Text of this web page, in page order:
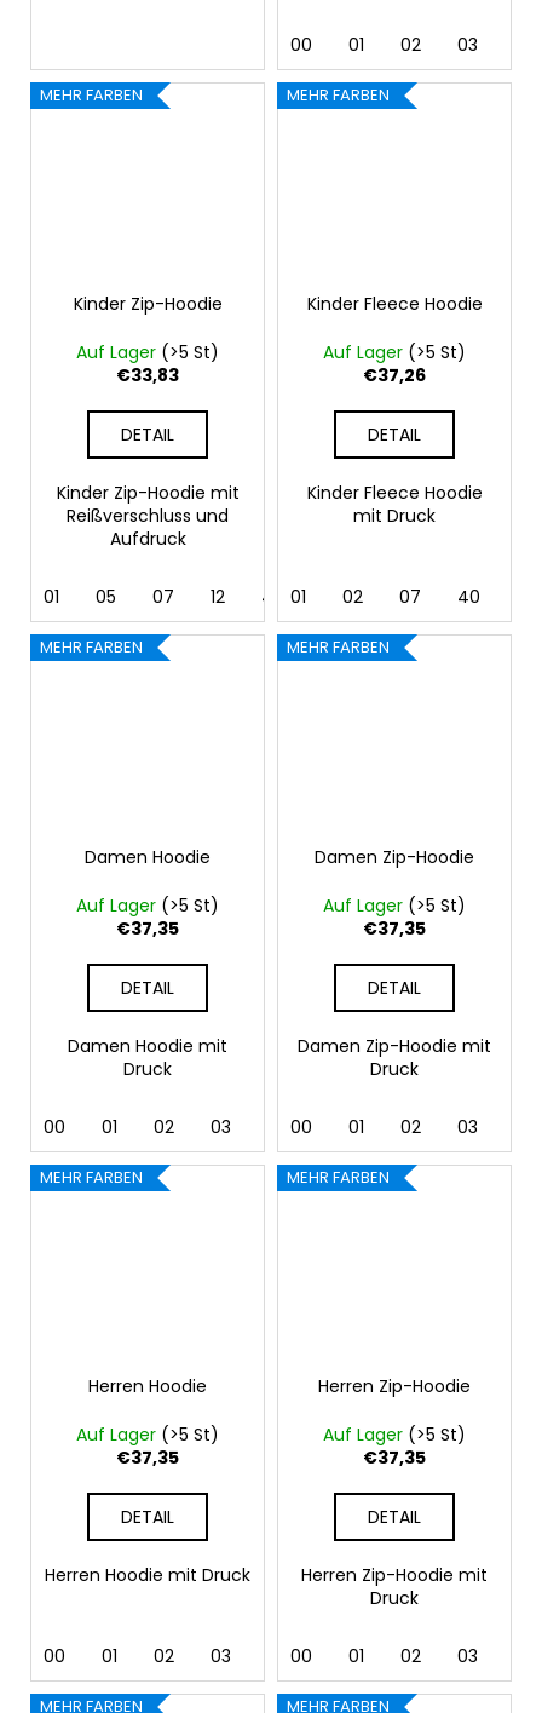
00 01 02 03
MEHR FARBEN
Kinder Zip-Hoodie
Auf Lager (>5 St)
€33,83
DETAIL
Kinder Zip-Hoodie mit
Reißverschluss und
Aufdruck
01 05 07 12 40 44 62
MEHR FARBEN
Kinder Fleece Hoodie
Auf Lager (>5 St)
€37,26
DETAIL
Kinder Fleece Hoodie
mit Druck
01 02 07 40
MEHR FARBEN
Damen Hoodie
Auf Lager (>5 St)
€37,35
DETAIL
Damen Hoodie mit
Druck
00 01 02 03 06 07
MEHR FARBEN
Damen Zip-Hoodie
Auf Lager (>5 St)
€37,35
DETAIL
Damen Zip-Hoodie mit
Druck
00 01 02 03
MEHR FARBEN
Herren Hoodie
Auf Lager (>5 St)
€37,35
DETAIL
Herren Hoodie mit Druck
00 01 02 03 06 07
MEHR FARBEN
Herren Zip-Hoodie
Auf Lager (>5 St)
€37,35
DETAIL
Herren Zip-Hoodie mit
Druck
00 01 02 03
MEHR FARBEN MEHR FARBEN